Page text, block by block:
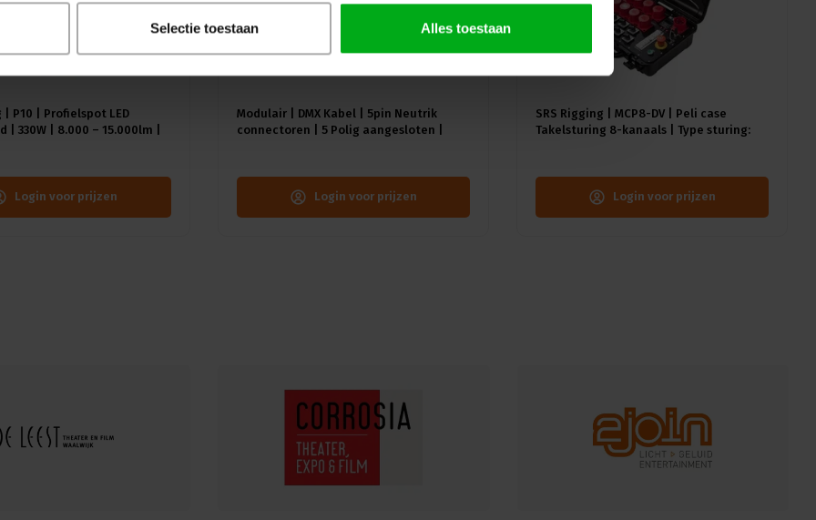
Selectie toestaan Alles toestaan
| P10 | Profielspot LED
| 330W | 8.000 – 15.000lm |
Login voor prijzen
Modulair | DMX Kabel | 5pin Neutrik
connectoren | 5 Polig aangesloten |
Login voor prijzen
SRS Rigging | MCP8-DV | Peli case
Takelsturing 8-kanaals | Type sturing:
Login voor prijzen